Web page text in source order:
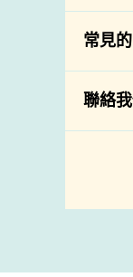
相
構
常見
聯絡